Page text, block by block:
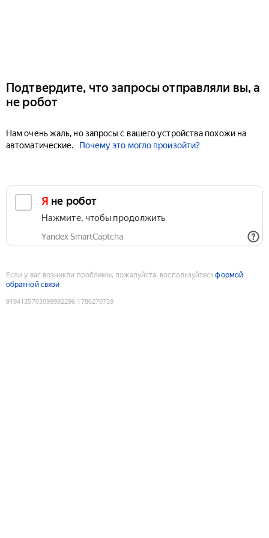
Подтвердите, что запросы отправляли вы, а
не робот
Нам очень жаль, но запросы с вашего устройства похожи на
автоматические.
Почему это могло произойти?
Я не робот
Нажмите, чтобы продолжить
Yandex SmartCaptcha
Если у вас возникли проблемы, пожалуйста, воспользуйтесьформой
обратной связи
9194135703099992296:1786270739